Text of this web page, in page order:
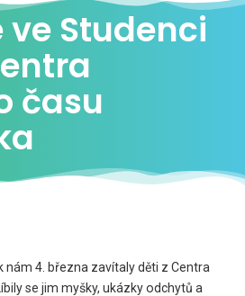
ve Studenci
času
nám 4. března zavítaly děti z Centra
se jim myšky, ukázky odchytů a